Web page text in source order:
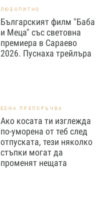
ЛЮБОПИТНО
Българският филм "Баба
и Меца" със световна
премиера в Сараево
2026. Пуснаха трейлъра
EDNA ПРЕПОРЪЧВА
Ако косата ти изглежда
по-уморена от теб след
отпуската, тези няколко
стъпки могат да
променят нещата